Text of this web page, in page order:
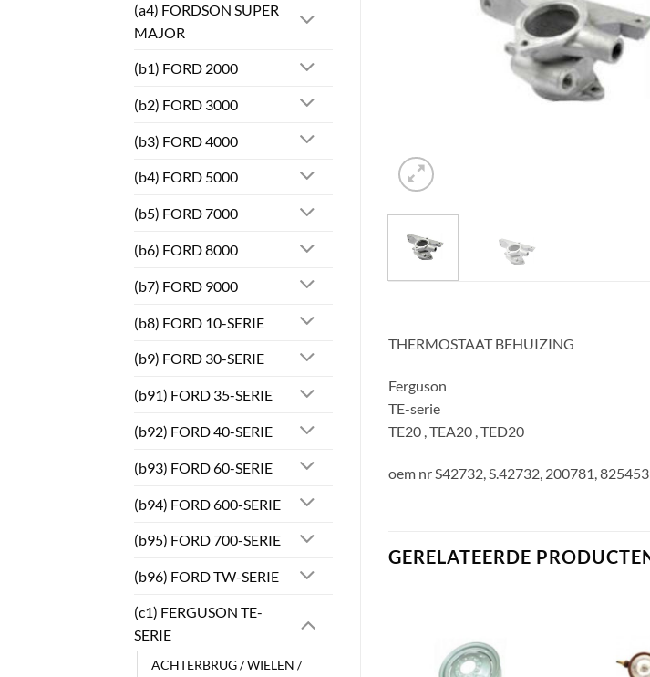
(a4) FORDSON SUPER
MAJOR
(b1) FORD 2000
(b2) FORD 3000
(b3) FORD 4000
(b4) FORD 5000
(b5) FORD 7000
(b6) FORD 8000
(b7) FORD 9000
(b8) FORD 10-SERIE
(b9) FORD 30-SERIE
(b91) FORD 35-SERIE
(b92) FORD 40-SERIE
(b93) FORD 60-SERIE
(b94) FORD 600-SERIE
(b95) FORD 700-SERIE
(b96) FORD TW-SERIE
(c1) FERGUSON TE-
SERIE
ACHTERBRUG / WIELEN /
THERMOSTAAT BEHUIZING
Ferguson
TE-serie
TE20 , TEA20 , TED20
oem nr S42732, S.42732, 200781,
GERELATEERDE